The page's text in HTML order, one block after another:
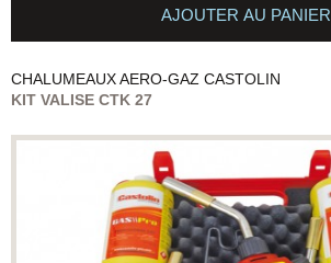
AJOUTER AU PANIER
CHALUMEAUX AERO-GAZ CASTOLIN
KIT VALISE CTK 27